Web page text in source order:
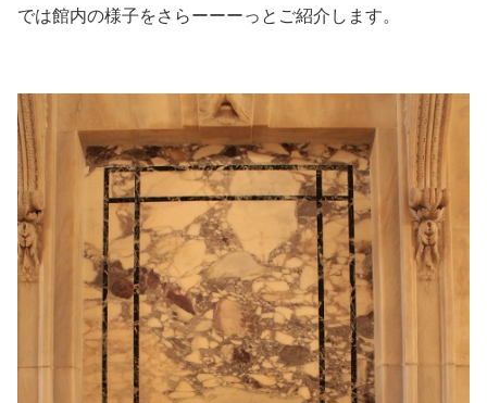
では館内の様子をさらーーーっとご紹介します。